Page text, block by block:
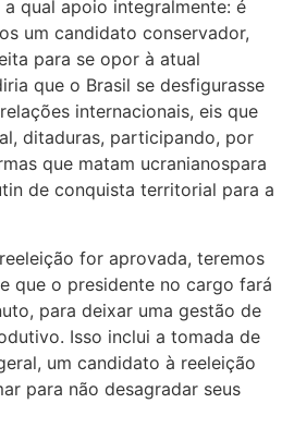
qual apoio integralmente: é
um candidato conservador,
para se opor à atual
que o Brasil se desfigurasse
internacionais, eis que
ditaduras, participando, por
que matam ucranianospara
de conquista territorial para a
for aprovada, teremos
que o presidente no cargo fará
para deixar uma gestão de
Isso inclui a tomada de
um candidato à reeleição
para não desagradar seus